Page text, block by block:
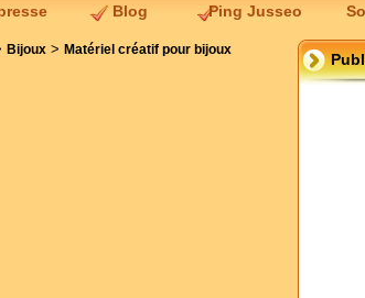
Blog Ping Jusseo
Bijoux > Matériel créatif pour bijoux